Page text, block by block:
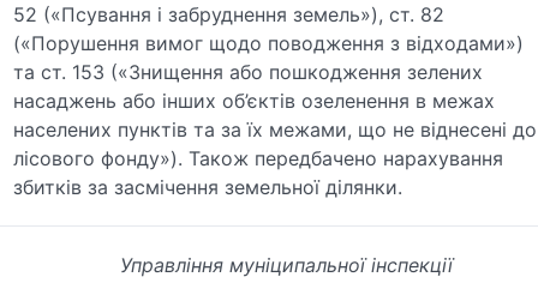
52 («Псування і забруднення земель»), ст. 82
(«Порушення вимог щодо поводження з відходами»)
та ст. 153 («Знищення або пошкодження зелених
насаджень або інших об’єктів озеленення в межах
населених пунктів та за їх межами, що не віднесені до
лісового фонду»). Також передбачено нарахування
збитків за засмічення земельної ділянки.
Управління муніципальної інспекції